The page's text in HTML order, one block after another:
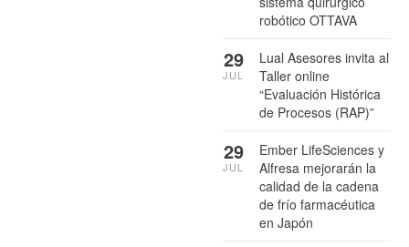
robótico OTTAVA
Lual Asesores invita al
Taller online
“Evaluación Histórica
de Procesos (RAP)”
29
JUL
Ember LifeSciences y
Alfresa mejorarán la
calidad de la cadena
de frío farmacéutica
en Japón
29
JUL